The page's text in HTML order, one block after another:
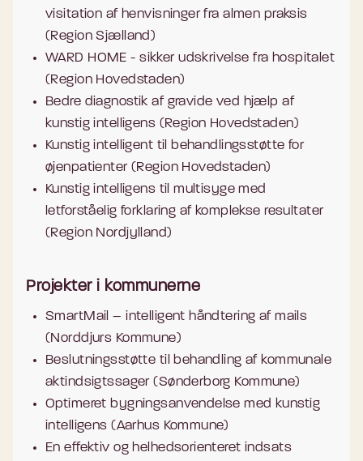
visitation af henvisninger fra almen praksis
(Region Sjælland)
WARD HOME - sikker udskrivelse fra hospitalet
(Region Hovedstaden)
Bedre diagnostik af gravide ved hjælp af
kunstig intelligens (Region Hovedstaden)
Kunstig intelligent til behandlingsstøtte for
øjenpatienter (Region Hovedstaden)
Kunstig intelligens til multisyge med
letforståelig forklaring af komplekse resultater
(Region Nordjylland)
Projekter i kommunerne
SmartMail – intelligent håndtering af mails
(Norddjurs Kommune)
Beslutningsstøtte til behandling af kommunale
aktindsigtssager (Sønderborg Kommune)
Optimeret bygningsanvendelse med kunstig
intelligens (Aarhus Kommune)
En effektiv og helhedsorienteret indsats